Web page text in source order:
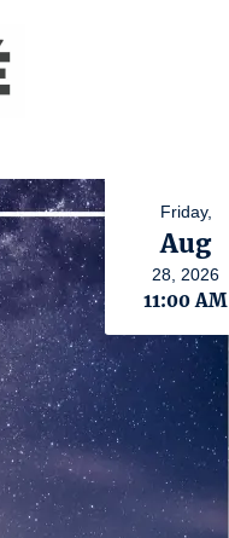
Friday,
Aug
28, 2026
11:00 AM